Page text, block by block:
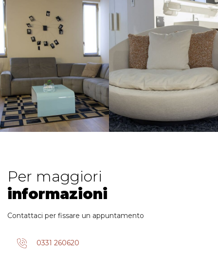
Per maggiori
informazioni
Contattaci per fissare un appuntamento
0331 260620